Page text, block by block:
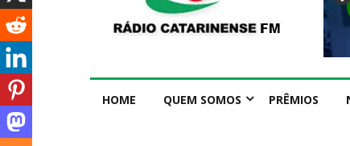
HOME QUEM SOMOS PRÊMIOS